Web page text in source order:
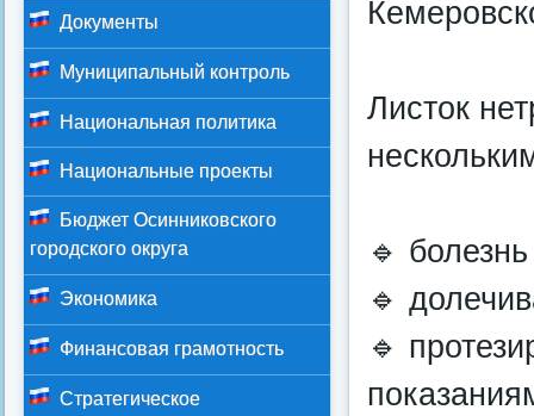
Листок
🔹
🔹
🔹
Документы
Муниципальный контроль
Национальная политика
Национальные проекты
Бюджет Осинниковского
городского округа
Экономика
Финансовая грамотность
Стратегическое